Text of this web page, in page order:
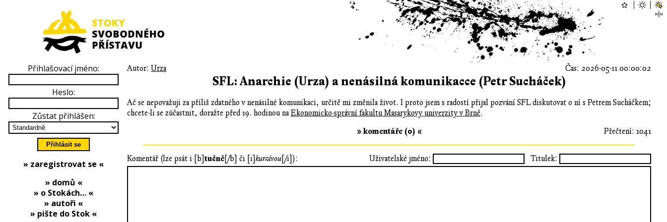
Autor: Urza Čas: 2026-05-11 00:00:02
SFL: Anarchie (Urza) a nenásilná komunikacce (Petr Sucháček)
Ač se nepovažuji za příliš zdatného v nenásilné komunikaci, určitě mi změnila život. I proto jsem s radostí přijal pozvání SFL diskutovat o ní s Petrem Sucháčkem;
chcete-li se zúčastnit, doražte před 19. hodinou na Ekonomicko-správní fakultu Masarykovy univerzity v Brně.
Přečtení: 1041
» komentáře (0) «
Uživatelské jméno: Titulek:
Komentář (lze psát i [b] tučně [/b] či [i] kurzívou [/i]):
Přihlašovací jméno:
Heslo:
Zůstat přihlášen:
» zaregistrovat se «
» domů «
» o Stokách… «
» autoři «
» pište do Stok «